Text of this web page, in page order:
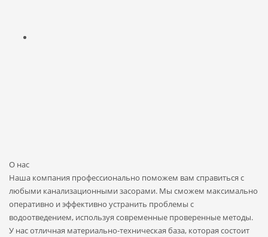
О нас
Наша компания профессионально поможем вам справиться с
любыми канализационными засорами. Мы сможем максимально
оперативно и эффективно устранить проблемы с
водоотведением, используя современные проверенные методы.
У нас отличная материально-техническая база, которая состоит